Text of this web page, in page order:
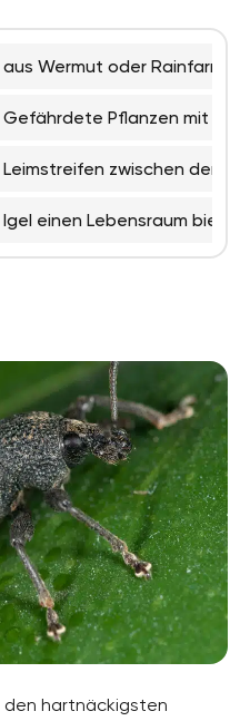
aus Wermut oder Rainfarn
Gefährdete Pflanzen mit
Leimstreifen zwischen den
Igel einen Lebensraum
den hartnäckigsten